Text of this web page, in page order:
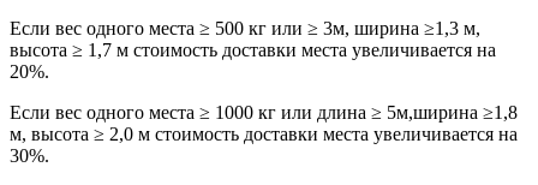
Если вес одного места ≥ 500 кг или ≥ 3м, ширина ≥1,3 м,
высота ≥ 1,7 м стоимость доставки места увеличивается на
20%.
Если вес одного места ≥ 1000 кг или длина ≥ 5м,ширина ≥1,8
м, высота ≥ 2,0 м стоимость доставки места увеличивается на
30%.